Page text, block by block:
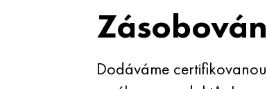
Dodáváme